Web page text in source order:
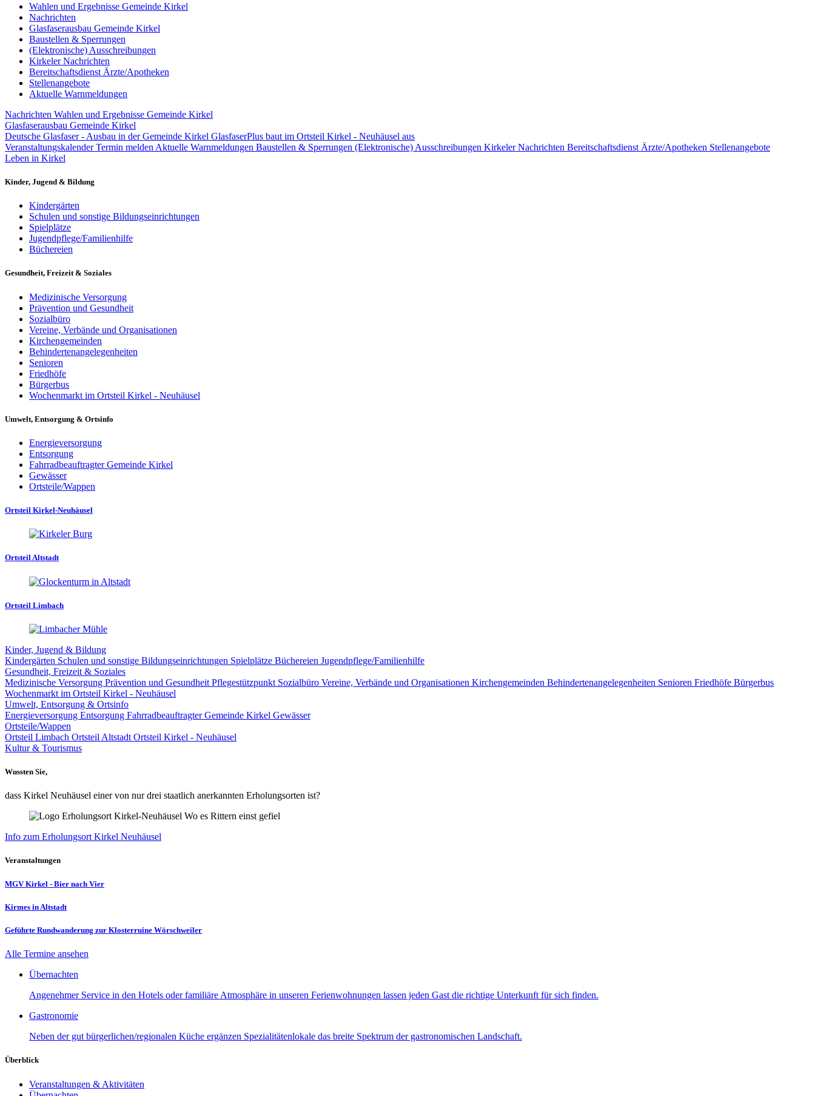
Wahlen und Ergebnisse Gemeinde Kirkel
Nachrichten
Glasfaserausbau Gemeinde Kirkel
Baustellen & Sperrungen
(Elektronische) Ausschreibungen
Kirkeler Nachrichten
Bereitschaftsdienst Ärzte/Apotheken
Stellenangebote
Aktuelle Warnmeldungen
Nachrichten Wahlen und Ergebnisse Gemeinde Kirkel
Glasfaserausbau Gemeinde Kirkel
Deutsche Glasfaser - Ausbau in der Gemeinde Kirkel GlasfaserPlus baut im Ortsteil Kirkel - Neuhäusel aus
VeranstaltungskalenderTermin melden Aktuelle Warnmeldungen Baustellen & Sperrungen (Elektronische) Ausschreibungen Kirkeler Nachrichten Bereitschaftsdienst Ärzte/Apotheken Stellenangebote
Leben in Kirkel
Kinder, Jugend & Bildung
Kindergärten
Schulen und sonstige Bildungseinrichtungen
Spielplätze
Jugendpflege/Familienhilfe
Büchereien
Gesundheit, Freizeit & Soziales
Medizinische Versorgung
Prävention und Gesundheit
Sozialbüro
Vereine, Verbände und Organisationen
Kirchengemeinden
Behindertenangelegenheiten
Senioren
Friedhöfe
Bürgerbus
Wochenmarkt im Ortsteil Kirkel - Neuhäusel
Umwelt, Entsorgung & Ortsinfo
Energieversorgung
Entsorgung
Fahrradbeauftragter Gemeinde Kirkel
Gewässer
Ortsteile/Wappen
Ortsteil Kirkel-Neuhäusel
Ortsteil Altstadt
Ortsteil Limbach
Kinder, Jugend & Bildung
Kindergärten Schulen und sonstige Bildungseinrichtungen Spielplätze Büchereien Jugendpflege/Familienhilfe
Gesundheit, Freizeit & Soziales
Medizinische Versorgung Prävention und Gesundheit Pflegestützpunkt Sozialbüro Vereine, Verbände und Organisationen Kirchengemeinden Behindertenangelegenheiten Senioren Friedhöfe Bürgerbus
Wochenmarkt im Ortsteil Kirkel - Neuhäusel
Umwelt, Entsorgung & Ortsinfo
Energieversorgung Entsorgung Fahrradbeauftragter Gemeinde Kirkel Gewässer
Ortsteile/Wappen
Ortsteil Limbach Ortsteil Altstadt Ortsteil Kirkel - Neuhäusel
Kultur & Tourismus
Wussten Sie,
dass Kirkel Neuhäusel einer von nur drei staatlich anerkannten Erholungsorten ist?
Info zum Erholungsort Kirkel Neuhäusel
Veranstaltungen
MGV Kirkel - Bier nach Vier
Kirmes in Altstadt
Geführte Rundwanderung zur Klosterruine Wörschweiler
Alle Termine ansehen
Übernachten
Angenehmer Service in den Hotels oder familiäre Atmosphäre in unseren Ferienwohnungen lassen jeden Gast die richtige Unterkunft für sich finden.
Gastronomie
Neben der gut bürgerlichen/regionalen Küche ergänzen Spezialitätenlokale das breite Spektrum der gastronomischen Landschaft.
Überblick
Veranstaltungen & Aktivitäten